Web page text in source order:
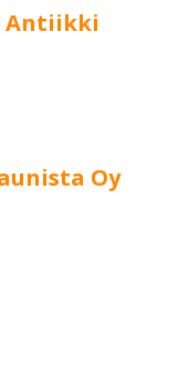
Antiikki
Oy